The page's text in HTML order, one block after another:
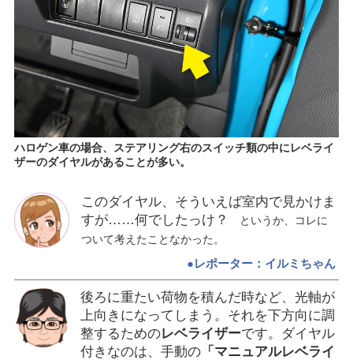
ハロゲン車の場合、ステアリング右のスイッチ類の中にレベライ
ザーのダイヤルがあることが多い。
このダイヤル、そういえば室内で見かけま
すが……何でしたっけ？
というか、コレに
ついて考えたことなかった。
●レポーター：イルミちゃん
後ろに重たい荷物を積んだ時など、光軸が
上向きになってしまう。それを下方向に調
整するためのレベライザーです。ダイヤル
付きなのは、手動の「マニュアルレベライ